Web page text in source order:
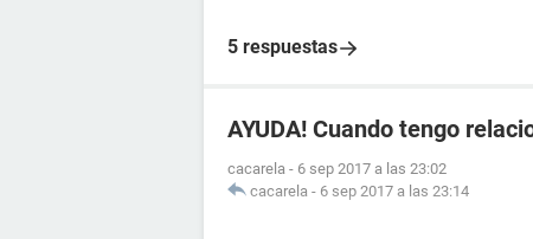
5 respuestas
AYUDA! Cuando tengo
cacarela - 6 sep 2017 a las 23:02
cacarela - 6 sep 2017 a las 23:14